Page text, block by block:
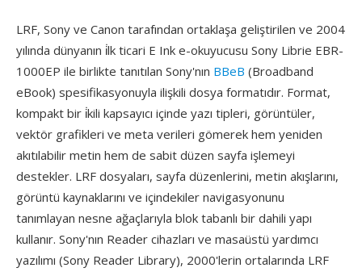
LRF, Sony ve Canon tarafından ortaklaşa geliştirilen ve 2004
yılında dünyanın i̇lk ticari E Ink e-okuyucusu Sony Librie EBR-
1000EP ile birlikte tanıtılan Sony'nın BBeB (Broadband
eBook) spesifikasyonuyla ilişkili dosya formatıdır. Format,
kompakt bir i̇kili kapsayıcı içinde yazı tipleri, görüntüler,
vektör grafikleri ve meta verileri gömerek hem yeniden
akıtılabilir metin hem de sabit düzen sayfa işlemeyi
destekler. LRF dosyaları, sayfa düzenlerini, metin akışlarını,
görüntü kaynaklarını ve içindekiler navigasyonunu
tanımlayan nesne ağaçlarıyla blok tabanlı bir dahili yapı
kullanır. Sony'nın Reader cihazları ve masaüstü yardımcı
yazılımı (Sony Reader Library), 2000'lerin ortalarında LRF